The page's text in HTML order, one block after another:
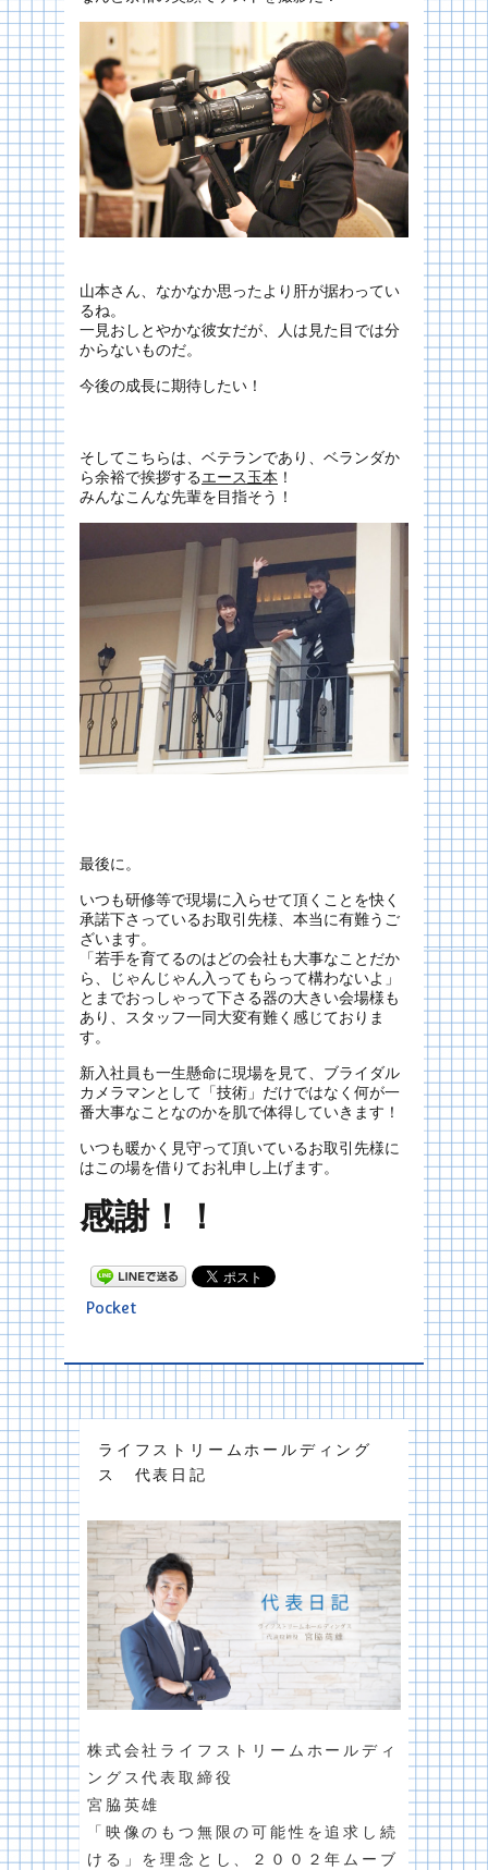
山本さん、なかなか思ったより肝が据わってい
るね。
一見おしとやかな彼女だが、人は見た目では分
からないものだ。
今後の成長に期待したい！
そしてこちらは、ベテランであり、ベランダか
ら余裕で挨拶するエース玉本 ！
みんなこんな先輩を目指そう！
最後に。
いつも研修等で現場に入らせて頂くことを快く
承諾下さっているお取引先様、本当に有難うご
ざいます。
「若手を育てるのはどの会社も大事なことだか
ら、じゃんじゃん入ってもらって構わないよ」
とまでおっしゃって下さる器の大きい会場様も
あり、スタッフ一同大変有難く感じておりま
す。
新入社員も一生懸命に現場を見て、ブライダル
カメラマンとして「技術」だけではなく何が一
番大事なことなのかを肌で体得していきます！
いつも暖かく見守って頂いているお取引先様に
はこの場を借りてお礼申し上げます。
感謝！！
Pocket
ライフストリームホールディング
ス 代表日記
株式会社ライフストリームホールディ
ングス代表取締役
宮脇英雄
「映像のもつ無限の可能性を追求し続
ける」を理念とし、２００２年ムーブ